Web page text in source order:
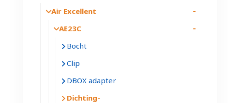
Air Excellent
AE23C
Bocht
Clip
DBOX adapter
Dichting